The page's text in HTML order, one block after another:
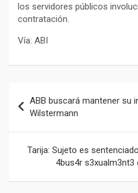
los servidores públicos
contratación.
Vía: ABI
de
entradas
ABB buscará mantener su
Wilstermann
Tarija: Sujeto es
4bus4r s3xualm3nt3